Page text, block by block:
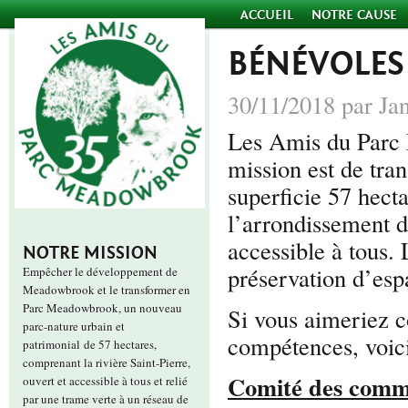
ACCUEIL NOTRE CAUSE
NOTRE MISSION
Empêcher le développement de
Meadowbrook et le transformer en
Parc Meadowbrook, un nouveau
parc-nature urbain et
patrimonial de 57 hectares,
comprenant la rivière Saint-Pierre,
ouvert et accessible à tous et relié
par une trame verte à un réseau de
30/11/2018 par
Les Amis du
mission est de
superficie 57
l’arrondissement
accessible à
préservation
Si vous aimeriez
compétences,
Comité des